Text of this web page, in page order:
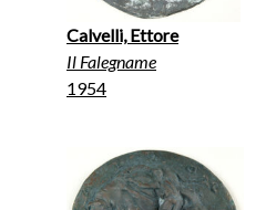
Calvelli, Ettore
Il Falegname
1954